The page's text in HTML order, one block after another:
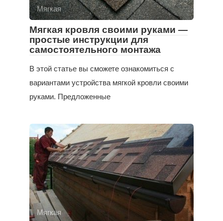
Мягкая
Мягкая кровля своими руками —
простые инструкции для
самостоятельного монтажа
В этой статье вы сможете ознакомиться с
вариантами устройства мягкой кровли своими
руками. Предложенные
Мягкая